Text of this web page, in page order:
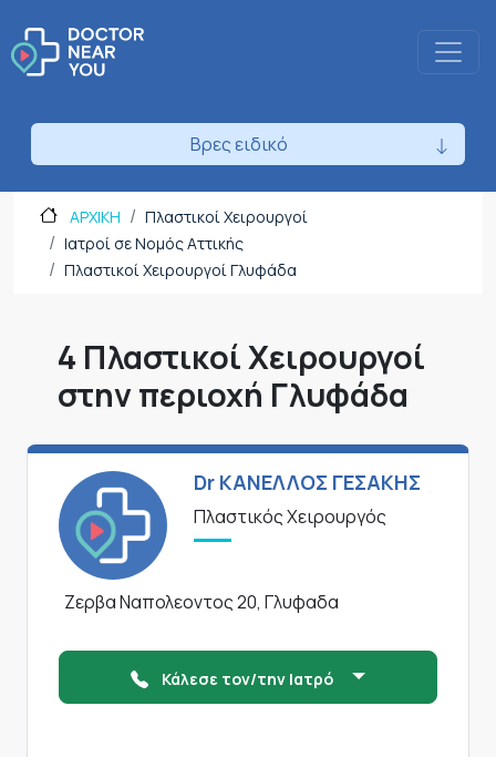
Βρες ειδικό
ΑΡΧΙΚΗ
Πλαστικοί Χειρουργοί
Ιατροί σε Νομός Αττικής
Πλαστικοί Χειρουργοί Γλυφάδα
4 Πλαστικοί Χειρουργοί
στην περιοχή Γλυφάδα
Dr ΚΑΝΕΛΛΟΣ ΓΕΣΑΚΗΣ
Πλαστικός Χειρουργός
Ζερβα Ναπολεοντος 20, Γλυφαδα
Κάλεσε τον/την Ιατρό